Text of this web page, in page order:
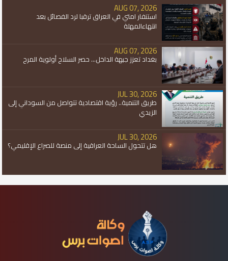
AUG 07, 2026
استنفار امتي في العراق ترقبا لرد الفصائل بعد
انتهاءالمهلة
AUG 07, 2026
بغداد تعزز جبهة الداخل... حصر السلاح أولوية المرح
JUL 30, 2026
طريق التنمية.. رؤية اقتصادية تتواصل من السوداني إلى
الزيدي
JUL 30, 2026
هل تتحول الساحة العراقية إلى منصة للصراع الإقليمي؟